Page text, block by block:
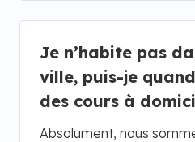
Je n’habite pas
ville, puis-je
des cours à
Absolument, nous